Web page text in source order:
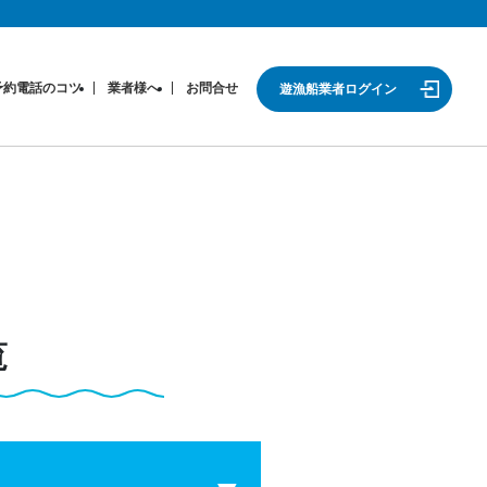
約電話のコツ 業者様へ お問合せ 遊漁船業者ログイン